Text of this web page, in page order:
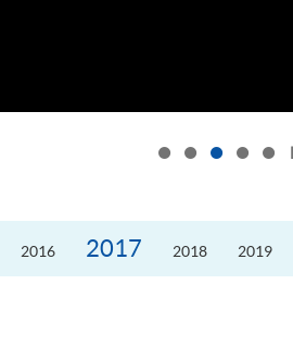
2016 2017 2018 2019